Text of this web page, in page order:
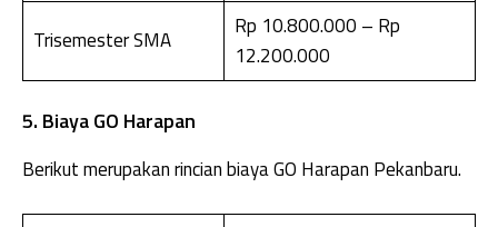
Trisemester SMA
Rp 10.800.000 – Rp
12.200.000
5. Biaya GO Harapan
Berikut merupakan rincian biaya GO Harapan Pekanbaru.